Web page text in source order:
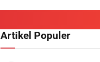
Artikel Populer